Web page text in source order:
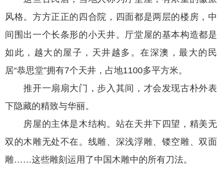
风格。方方正正的四合院，四面都是两层的楼房，中
间围出一个长条形的小天井。厅堂屋的基本构造都是
如此，越大的屋子，天井越多。在深澳，最大的民
居“恭思堂”拥有7个天井，占地1100多平方米。
推开一扇扇大门，步入其间，才会发现古朴外表
下隐藏的精致与华丽。
房屋的主体是木结构。站在天井下四望，精美无
双的木雕无处不在。线雕、深浅浮雕、镂空雕、双面
雕……这些雕刻运用了中国木雕中的所有刀法。